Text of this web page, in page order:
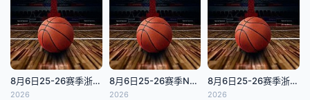
8月6日25-26赛季浙BA 长兴69VS70安吉
2026
8月6日25-26赛季NBA经典赛事 湖人VS太阳
2026
8月6日25-26赛季浙BA 开化61VS48衢江
2026